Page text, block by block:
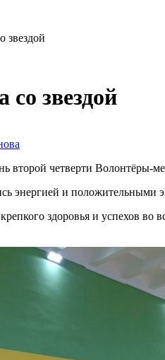
звездой
со звездой
второй четверти Волонтёры-
энергией и положительными
здоровья и успехов во